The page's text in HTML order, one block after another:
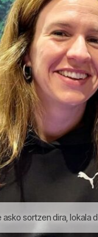
sortzen dira, lokala